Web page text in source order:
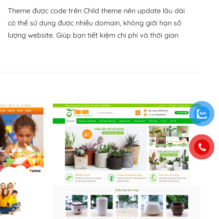
Theme được code trên Child theme nên update lâu dài
có thể sử dụng được nhiều domain, không giới hạn số
lượng website. Giúp bạn tiết kiệm chi phí và thời gian